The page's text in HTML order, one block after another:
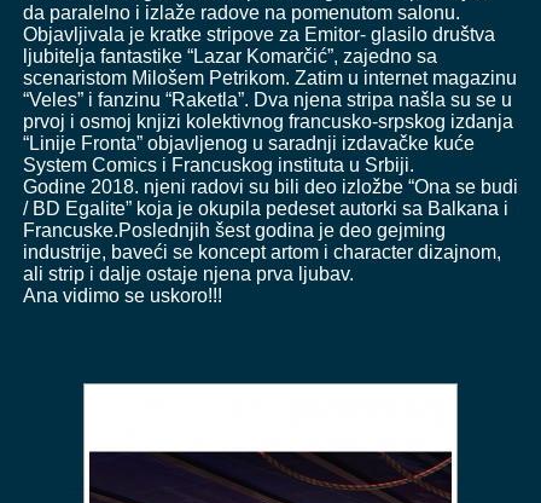
da paralelno i izlaže radove na pomenutom salonu.
Objavljivala je kratke stripove za Emitor- glasilo društva
ljubitelja fantastike “Lazar Komarčić”, zajedno sa
scenaristom Milošem Petrikom. Zatim u internet magazinu
“Veles” i fanzinu “Raketla”. Dva njena stripa našla su se u
prvoj i osmoj knjizi kolektivnog francusko-srpskog izdanja
“Linije Fronta” objavljenog u saradnji izdavačke kuće
System Comics i Francuskog instituta u Srbiji.
Godine 2018. njeni radovi su bili deo izložbe “Ona se budi
/ BD Egalite” koja je okupila pedeset autorki sa Balkana i
Francuske.Poslednjih šest godina je deo gejming
industrije, baveći se koncept artom i character dizajnom,
ali strip i dalje ostaje njena prva ljubav.
Ana vidimo se uskoro!!!